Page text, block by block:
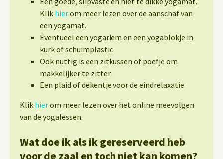
Klik hierom meer lezen over de aanschaf van
een yogamat.
Eventueel een yogariem en een yogablokje in
kurk of schuimplastic
Ook nuttig is een zitkussen of poefje om
makkelijker te zitten
Een plaid of dekentje voor de eindrelaxatie
Klik hierom meer lezen over het online meevolgen
van de yogalessen.
Wat doe ik als ik gereserveerd heb
voor de zaal en toch niet kan komen?